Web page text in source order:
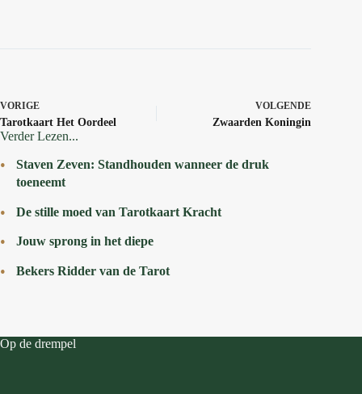
VORIGE
Tarotkaart Het Oordeel
VOLGENDE
Zwaarden Koningin
Verder Lezen...
Staven Zeven: Standhouden wanneer de druk
toeneemt
De stille moed van Tarotkaart Kracht
Jouw sprong in het diepe
Bekers Ridder van de Tarot
Op de drempel